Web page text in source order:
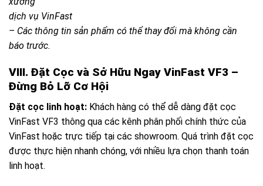
dịch vụ VinFast
– Các thông tin sản phẩm có thể thay đổi mà không cần
báo trước.
VIII. Đặt Cọc và Sở Hữu Ngay VinFast VF3 –
Đừng Bỏ Lỡ Cơ Hội
Đặt cọc linh hoạt: Khách hàng có thể dễ dàng đặt cọc
VinFast VF3 thông qua các kênh phân phối chính thức của
VinFast hoặc trực tiếp tại các showroom. Quá trình đặt cọc
được thực hiện nhanh chóng, với nhiều lựa chọn thanh toán
linh hoạt.